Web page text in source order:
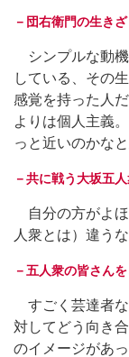
－団右衛門の生き
シンプルな動機
している、その
感覚を持った人
よりは個人主義
っと近いのかな
－共に戦う大坂五
自分の方がよほ
人衆とは）違う
－五人衆の皆さん
すごく芸達者な
対してどう向き
のイメージがあ